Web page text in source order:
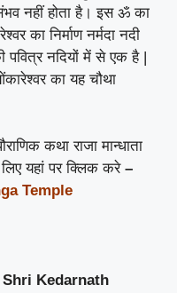
नहीं होता है। इस ॐ का
का निर्माण नर्मदा नदी
पवित्र नदियों में से एक है |
का यह चौथा
कथा राजा मान्धाता
यहां पर क्लिक करे –
Temple
Shri Kedarnath